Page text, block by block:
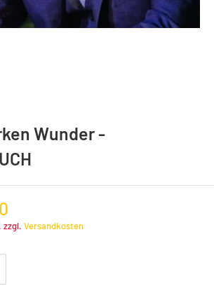
Wunder -
zzgl. Versandkosten